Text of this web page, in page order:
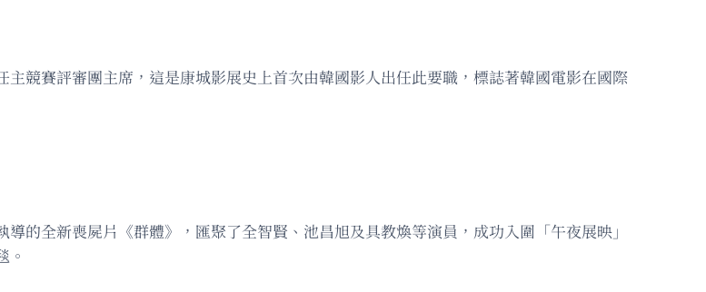
競賽評審團主席，這是康城影展史上首次由韓國影人出任此要職，標誌著韓國電影在國際
的全新喪屍片《群體》，匯聚了全智賢、池昌旭及具教煥等演員，成功入圍「午夜展映」
。